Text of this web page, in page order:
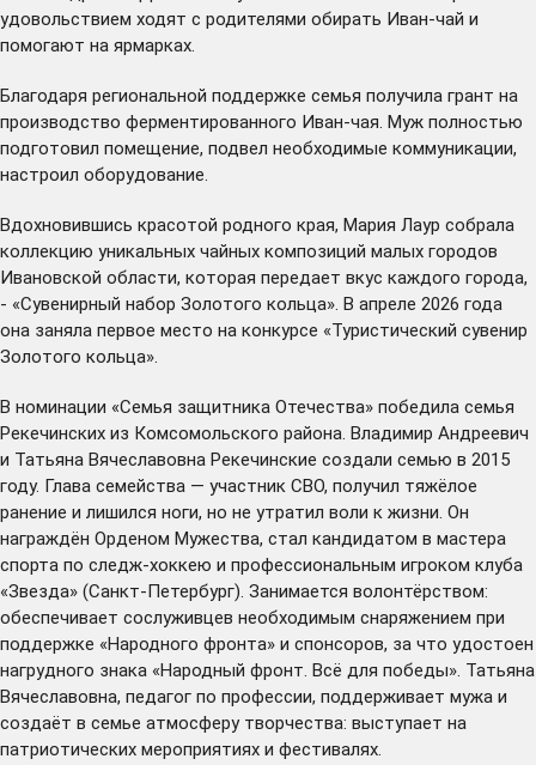
удовольствием ходят с родителями обирать Иван-чай и
помогают на ярмарках.
Благодаря региональной поддержке семья получила грант на
производство ферментированного Иван-чая. Муж полностью
подготовил помещение, подвел необходимые коммуникации,
настроил оборудование.
Вдохновившись красотой родного края, Мария Лаур собрала
коллекцию уникальных чайных композиций малых городов
Ивановской области, которая передает вкус каждого города,
- «Сувенирный набор Золотого кольца». В апреле 2026 года
она заняла первое место на конкурсе «Туристический сувенир
Золотого кольца».
В номинации «Семья защитника Отечества» победила семья
Рекечинских из Комсомольского района. Владимир Андреевич
и Татьяна Вячеславовна Рекечинские создали семью в 2015
году. Глава семейства — участник СВО, получил тяжёлое
ранение и лишился ноги, но не утратил воли к жизни. Он
награждён Орденом Мужества, стал кандидатом в мастера
спорта по следж-хоккею и профессиональным игроком клуба
«Звезда» (Санкт-Петербург). Занимается волонтёрством:
обеспечивает сослуживцев необходимым снаряжением при
поддержке «Народного фронта» и спонсоров, за что удостоен
нагрудного знака «Народный фронт. Всё для победы». Татьяна
Вячеславовна, педагог по профессии, поддерживает мужа и
создаёт в семье атмосферу творчества: выступает на
патриотических мероприятиях и фестивалях.